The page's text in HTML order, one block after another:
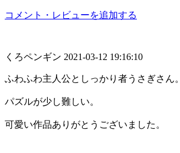
コメント・レビューを追加する
くろペンギン 2021-03-12 19:16:10
ふわふわ主人公としっかり者うさぎさん。
パズルが少し難しい。
可愛い作品ありがとうございました。